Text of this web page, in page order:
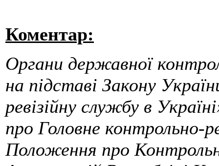
Коментар:
Органи державної
на підставі Закону
ревізійну службу в
про Головне контрольно-
Положення про